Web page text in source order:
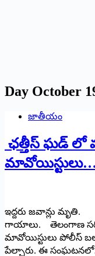
Day October
జాతీయం
ఛత్తీస్ ఘడ్ లో
మావోయిస్టులు…
ఇద్దరు జవాన్లు
గాయాలు. తెలంగాణ
మావోయిస్టులు పోలీస్
పేల్చారు. ఈ